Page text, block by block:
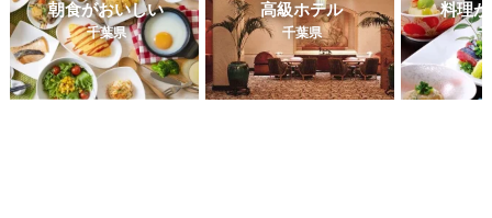
朝食がおいしい
千葉県
高級ホテル
千葉県
料理